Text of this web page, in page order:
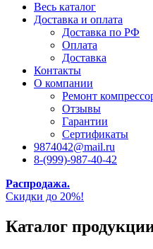
Весь каталог
Доставка и оплата
Доставка по РФ
Оплата
Доставка
Контакты
О компании
Ремонт
Отзывы
Гарантии
Сертификаты
9874042@mail.ru
8-(999)-987-40-42
Распродажа.
Скидки до 20%!
Каталог